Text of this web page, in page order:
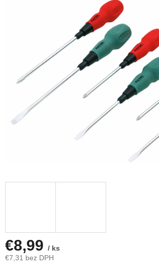
€8,99 / ks
€7,31 bez DPH